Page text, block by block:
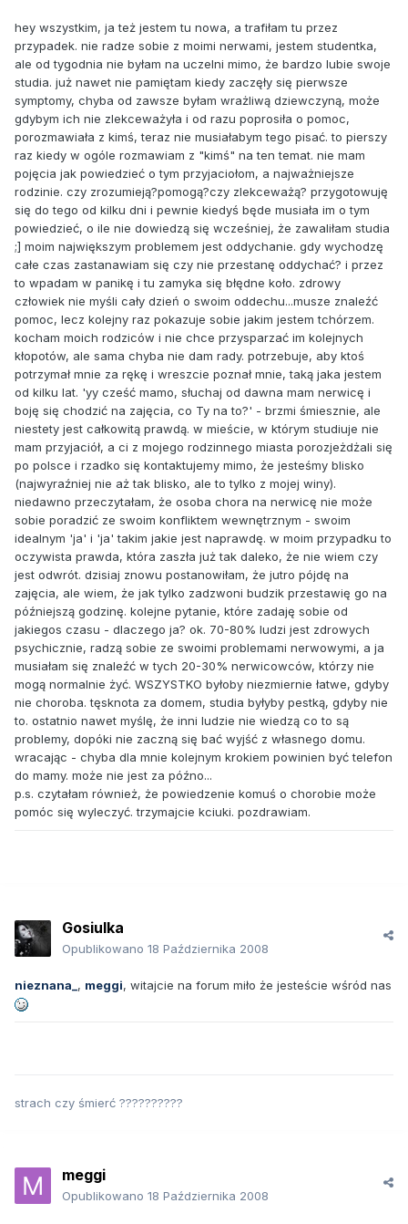
hey wszystkim, ja też jestem tu nowa, a trafiłam tu przez
przypadek. nie radze sobie z moimi nerwami, jestem studentka,
ale od tygodnia nie byłam na uczelni mimo, że bardzo lubie swoje
studia. już nawet nie pamiętam kiedy zaczęły się pierwsze
symptomy, chyba od zawsze byłam wrażliwą dziewczyną, może
gdybym ich nie zlekceważyła i od razu poprosiła o pomoc,
porozmawiała z kimś, teraz nie musiałabym tego pisać. to pierszy
raz kiedy w ogóle rozmawiam z "kimś" na ten temat. nie mam
pojęcia jak powiedzieć o tym przyjaciołom, a najważniejsze
rodzinie. czy zrozumieją?pomogą?czy zlekceważą? przygotowuję
się do tego od kilku dni i pewnie kiedyś będe musiała im o tym
powiedzieć, o ile nie dowiedzą się wcześniej, że zawaliłam studia
;] moim największym problemem jest oddychanie. gdy wychodzę
całe czas zastanawiam się czy nie przestanę oddychać? i przez
to wpadam w panikę i tu zamyka się błędne koło. zdrowy
człowiek nie myśli cały dzień o swoim oddechu...musze znaleźć
pomoc, lecz kolejny raz pokazuje sobie jakim jestem tchórzem.
kocham moich rodziców i nie chce przysparzać im kolejnych
kłopotów, ale sama chyba nie dam rady. potrzebuje, aby ktoś
potrzymał mnie za rękę i wreszcie poznał mnie, taką jaka jestem
od kilku lat. 'yy cześć mamo, słuchaj od dawna mam nerwicę i
boję się chodzić na zajęcia, co Ty na to?' - brzmi śmiesznie, ale
niestety jest całkowitą prawdą. w mieście, w którym studiuje nie
mam przyjaciół, a ci z mojego rodzinnego miasta porozjeżdżali się
po polsce i rzadko się kontaktujemy mimo, że jesteśmy blisko
(najwyraźniej nie aż tak blisko, ale to tylko z mojej winy).
niedawno przeczytałam, że osoba chora na nerwicę nie może
sobie poradzić ze swoim konfliktem wewnętrznym - swoim
idealnym 'ja' i 'ja' takim jakie jest naprawdę. w moim przypadku to
oczywista prawda, która zaszła już tak daleko, że nie wiem czy
jest odwrót. dzisiaj znowu postanowiłam, że jutro pójdę na
zajęcia, ale wiem, że jak tylko zadzwoni budzik przestawię go na
późniejszą godzinę. kolejne pytanie, które zadaję sobie od
jakiegos czasu - dlaczego ja? ok. 70-80% ludzi jest zdrowych
psychicznie, radzą sobie ze swoimi problemami nerwowymi, a ja
musiałam się znaleźć w tych 20-30% nerwicowców, którzy nie
mogą normalnie żyć. WSZYSTKO byłoby niezmiernie łatwe, gdyby
nie choroba. tęsknota za domem, studia byłyby pestką, gdyby nie
to. ostatnio nawet myślę, że inni ludzie nie wiedzą co to są
problemy, dopóki nie zaczną się bać wyjść z własnego domu.
wracając - chyba dla mnie kolejnym krokiem powinien być telefon
do mamy. może nie jest za późno...
p.s. czytałam również, że powiedzenie komuś o chorobie może
pomóc się wyleczyć. trzymajcie kciuki. pozdrawiam.
Gosiulka
Opublikowano 18 Października 2008
nieznana_, meggi, witajcie na forum miło że jesteście wśród nas
strach czy śmierć ??????????
meggi
Opublikowano 18 Października 2008